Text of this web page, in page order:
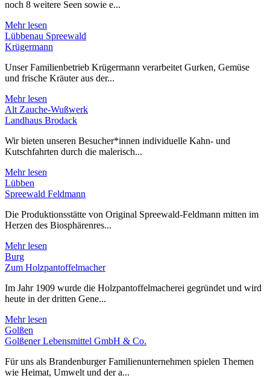
noch 8 weitere Seen sowie e...
Mehr lesen
Lübbenau Spreewald
Krügermann
Unser Familienbetrieb Krügermann verarbeitet Gurken, Gemüse
und frische Kräuter aus der...
Mehr lesen
Alt Zauche-Wußwerk
Landhaus Brodack
Wir bieten unseren Besucher*innen individuelle Kahn- und
Kutschfahrten durch die malerisch...
Mehr lesen
Lübben
Spreewald Feldmann
Die Produktionsstätte von Original Spreewald-Feldmann mitten im
Herzen des Biosphärenres...
Mehr lesen
Burg
Zum Holzpantoffelmacher
Im Jahr 1909 wurde die Holzpantoffelmacherei gegründet und wird
heute in der dritten Gene...
Mehr lesen
Golßen
Golßener Lebensmittel GmbH & Co.
Für uns als Brandenburger Familienunternehmen spielen Themen
wie Heimat, Umwelt und der a...